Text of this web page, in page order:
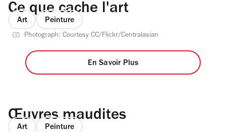
Ce que cache l'art
Art Peinture
Photograph: Courtesy CC/Flickr/Centralasian
En Savoir Plus
Œuvres maudites
Art Peinture